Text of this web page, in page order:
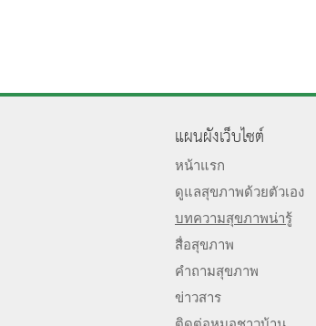
แผนผังเว็บไซต์
หน้าแรก
ดูแลสุขภาพด้วยตัวเอง
บทความสุขภาพน่ารู้
สื่อสุขภาพ
คำถามสุขภาพ
ข่าวสาร